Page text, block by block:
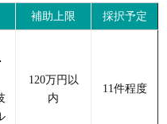
補助上限 採択予定
120万円以
内
11件程度